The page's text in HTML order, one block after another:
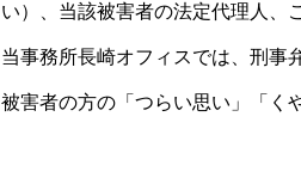
い）、当該被害者の法定代理人、
当事務所長崎オフィスでは、刑事
被害者の方の「つらい思い」「く